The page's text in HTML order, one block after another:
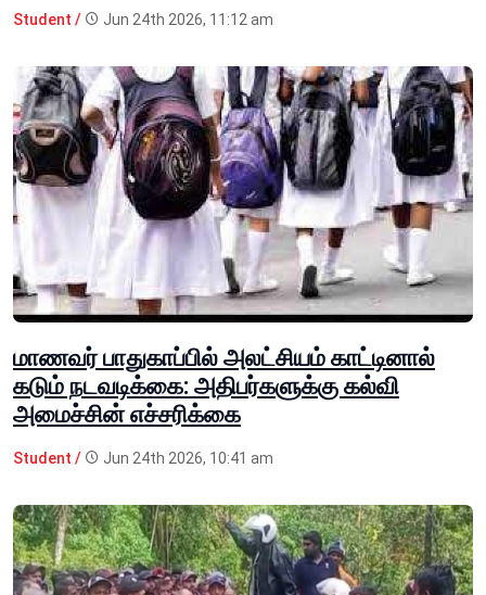
Student / Jun 24th 2026, 11:12 am
மாணவர் பாதுகாப்பில் அலட்சியம் காட்டினால்
கடும் நடவடிக்கை: அதிபர்களுக்கு கல்வி
அமைச்சின் எச்சரிக்கை
Student / Jun 24th 2026, 10:41 am